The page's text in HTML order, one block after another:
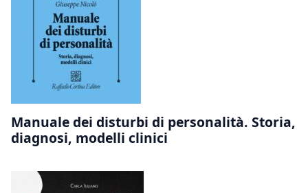
Manuale dei disturbi di personalità. Storia,
diagnosi, modelli clinici